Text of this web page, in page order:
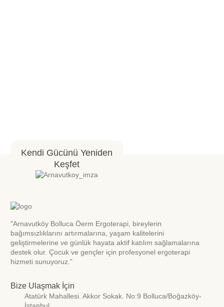
Kendi Gücünü Yeniden
Keşfet
"Arnavutköy Bolluca Öerm Ergoterapi, bireylerin
bağımsızlıklarını artırmalarına, yaşam kalitelerini
geliştirmelerine ve günlük hayata aktif katılım sağlamalarına
destek olur. Çocuk ve gençler için profesyonel ergoterapi
hizmeti sunuyoruz.”
Bize Ulaşmak İçin
Atatürk Mahallesi. Akkor Sokak. No:9 Bolluca/Boğazköy-
İstanbul